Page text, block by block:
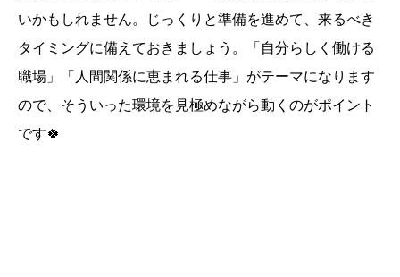
いかもしれません。じっくりと準備を進めて、来るべき
タイミングに備えておきましょう。「自分らしく働ける
職場」「人間関係に恵まれる仕事」がテーマになります
ので、そういった環境を見極めながら動くのがポイント
です🍀